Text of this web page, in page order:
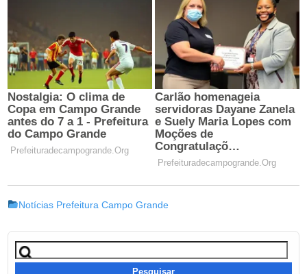
Notícias Prefeitura Campo Grande
Pesquisar
por: